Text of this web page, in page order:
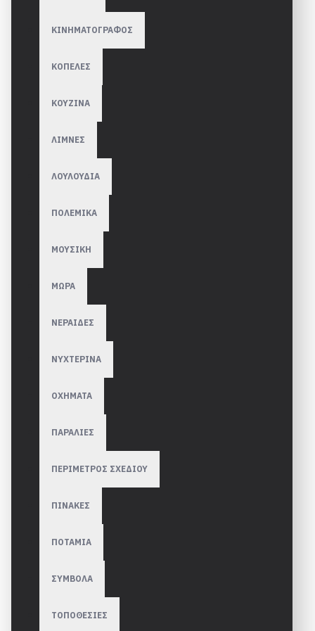
ΚΙΝΗΜΑΤΟΓΡΑΦΟΣ
ΚΟΠΕΛΕΣ
ΚΟΥΖΙΝΑ
ΛΙΜΝΕΣ
ΛΟΥΛΟΥΔΙΑ
ΠΟΛΕΜΙΚΑ
ΜΟΥΣΙΚΗ
ΜΩΡΑ
ΝΕΡΑΙΔΕΣ
ΝΥΧΤΕΡΙΝΑ
ΟΧΗΜΑΤΑ
ΠΑΡΑΛΙΕΣ
ΠΕΡΙΜΕΤΡΟΣ ΣΧΕΔΙΟΥ
ΠΙΝΑΚΕΣ
ΠΟΤΑΜΙΑ
ΣΥΜΒΟΛΑ
ΤΟΠΟΘΕΣΙΕΣ